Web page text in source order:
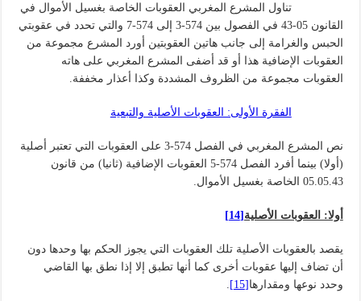
تناول المشرع المغربي العقوبات الخاصة بغسيل الأموال في
القانون 05-43 في الفصول بين 574-3 إلى 574-7 والتي تحدد في عقوبتي
الحبس والغرامة إلى جانب هاتين العقوبتين أورد المشرع مجموعة من
العقوبات الإضافية هذا أو قد أضفى المشرع المغربي على هاته
العقوبات مجموعة من الظروف المشددة وكذا أعذار مخففة.
الفقرة الأولى: العقوبات الأصلية والتبعية
نص المشرع المغربي في الفصل 574-3 على العقوبات التي تعتبر أصلية
(أولا) بينما أفرد الفصل 574-5 العقوبات الإضافية (ثانيا) من قانون
05.05.43 الخاصة بغسيل الأموال.
أولا: العقوبات الأصلية [14]
يقصد بالعقوبات الأصلية تلك العقوبات التي يجوز الحكم بها وحدها دون
أن تضاف إليها عقوبات أخرى كما أنها تطبق إلا إذا نطق بها القاضي
وحدد نوعها ومقدارها [15]